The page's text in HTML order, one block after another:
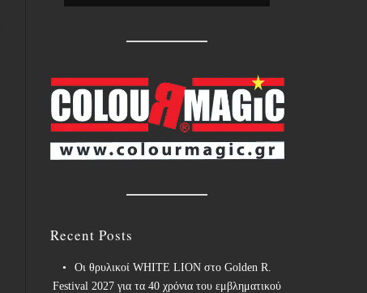
Recent Posts
Οι θρυλικοί WHITE LION στο Golden R.
Festival 2027 για τα 40 χρόνια του εμβληματικού